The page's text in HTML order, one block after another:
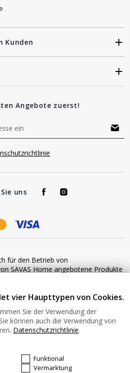
Kunden
Angebote zuerst!
uns
für den Betrieb von
SAVAS Home angebotene Produkte
vorherige Bestätigung an diese
rueckgabebedingungen-
sich mit uns in Verbindung setzen:
Uhr E-Mail: Info@savashome.de
Alle Rechte vorbehalten.
vier Haupttypen von Cookies.
Sie der Verwendung der
können auch die Verwendung von
Datenschutzrichtlinie.
Funktional
Vermarktung